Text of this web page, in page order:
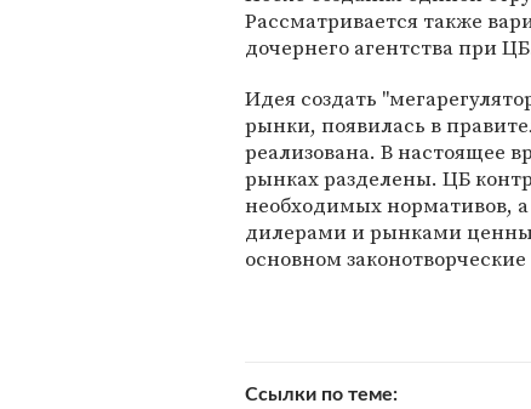
Рассматривается также
дочернего агентства при
Идея создать
рынки, появилась в
реализована. В настоящее
рынках разделены. ЦБ
необходимых нормативов,
дилерами и рынками
основном
Ссылки по теме